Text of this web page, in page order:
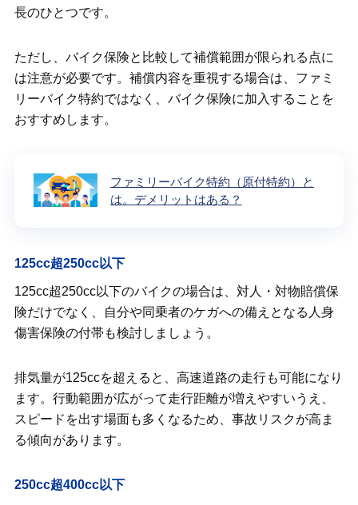
長のひとつです。
ただし、バイク保険と比較して補償範囲が限られる点に
は注意が必要です。補償内容を重視する場合は、ファミ
リーバイク特約ではなく、バイク保険に加入することを
おすすめします。
ファミリーバイク特約（原付特約）と
は。デメリットはある？
125cc超250cc以下
125cc超250cc以下のバイクの場合は、対人・対物賠償保
険だけでなく、自分や同乗者のケガへの備えとなる人身
傷害保険の付帯も検討しましょう。
排気量が125ccを超えると、高速道路の走行も可能になり
ます。行動範囲が広がって走行距離が増えやすいうえ、
スピードを出す場面も多くなるため、事故リスクが高ま
る傾向があります。
250cc超400cc以下